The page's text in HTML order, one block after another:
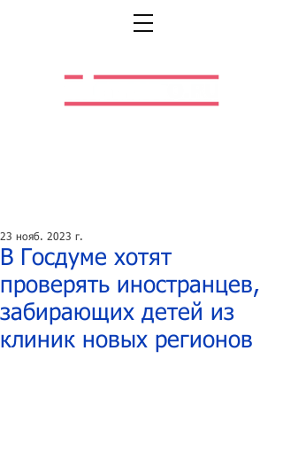
В Госдуме хотят
проверять иностранцев,
забирающих детей из
клиник новых регионов
23 нояб. 2023 г.